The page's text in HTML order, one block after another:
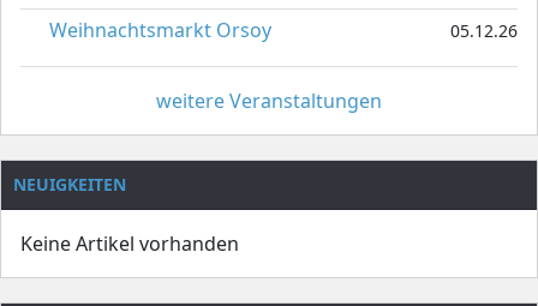
Weihnachtsmarkt Orsoy 05.12.26
weitere Veranstaltungen
NEUIGKEITEN
Keine Artikel vorhanden